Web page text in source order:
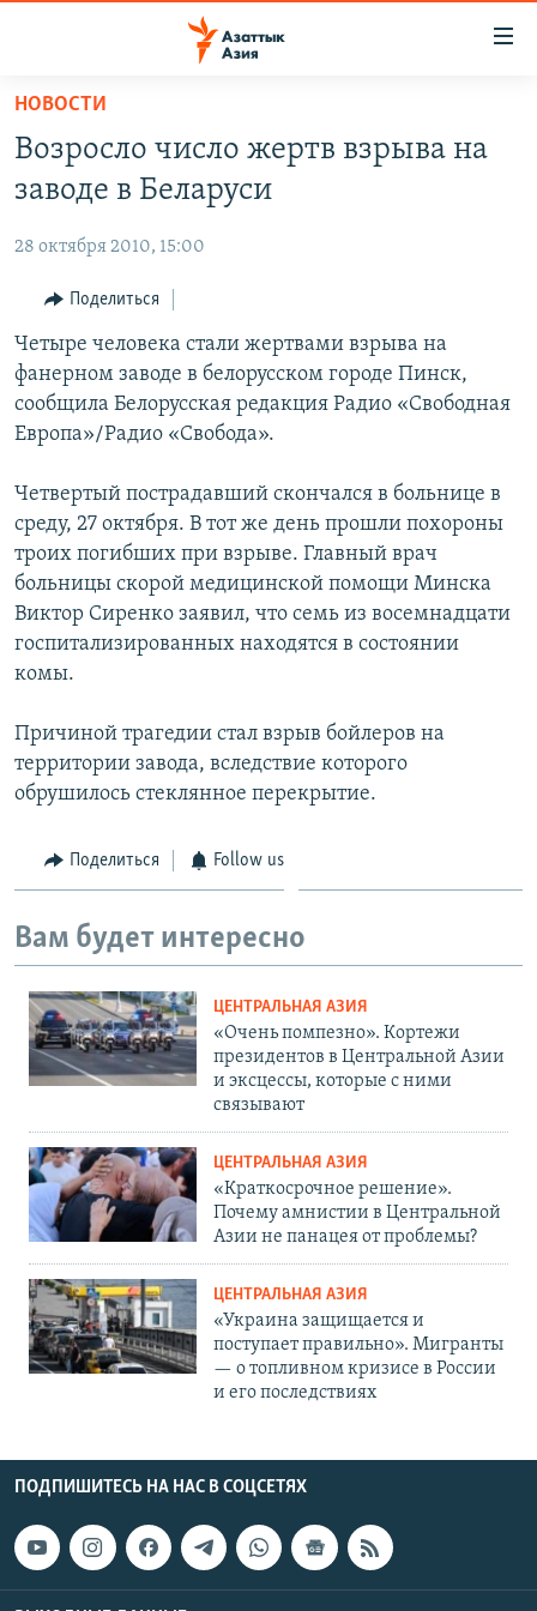
Вернуться
основному
содержанию
навигации
Вернутся
поиску
КАЗАХСТАН
УЗБЕКИСТАН
ТАДЖИКИСТАН
НОВОСТИ
НА ДРУГИХ ЯЗЫКАХ
ҚАЗАҚША
КЫРГЫЗЧА
ЎЗБЕКЧА
ТОҶИКӢ
Все сайты РСЕ/РС
НОВОСТИ
Возросло число жертв взрыва на
заводе в Беларуси
28 октября 2010, 15:00
Поделиться
Четыре человека стали жертвами взрыва на
фанерном заводе в белорусском городе Пинск,
сообщила Белорусская редакция Радио «Свободная
Европа»/Радио «Свобода».
Четвертый пострадавший скончался в больнице в
среду, 27 октября. В тот же день прошли похороны
троих погибших при взрыве. Главный врач
больницы скорой медицинской помощи Минска
Виктор Сиренко заявил, что семь из восемнадцати
госпитализированных находятся в состоянии
комы.
Причиной трагедии стал взрыв бойлеров на
территории завода, вследствие которого
обрушилось стеклянное перекрытие.
Поделиться Follow us
Вам будет интересно
ЦЕНТРАЛЬНАЯ АЗИЯ
«Очень помпезно». Кортежи
президентов в Центральной Азии
и эксцессы, которые с ними
связывают
ЦЕНТРАЛЬНАЯ АЗИЯ
«Краткосрочное решение».
Почему амнистии в Центральной
Азии не панацея от проблемы?
ЦЕНТРАЛЬНАЯ АЗИЯ
«Украина защищается и
поступает правильно». Мигранты
— о топливном кризисе в России
и его последствиях
ПОДПИШИТЕСЬ НА НАС В СОЦСЕТЯХ